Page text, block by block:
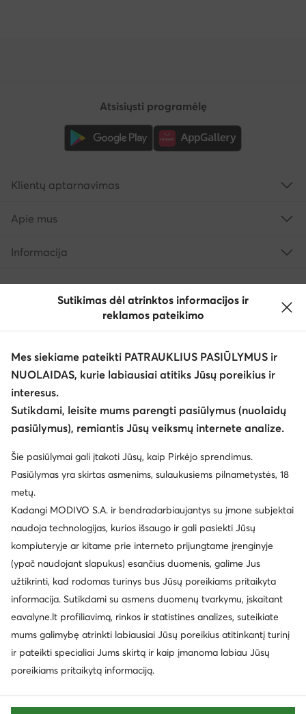
Atsisiųsti programėlę
Klientų aptarnavimas
Apie mus
Informacija
© eavalyne.lt 2026
Taisyklės
Pakeisti nustatymus
Privatumo politika
Duomenų apsauga
Sutikimas dėl atrinktos informacijos ir
reklamos pateikimo
Mes siekiame pateikti PATRAUKLIUS PASIŪLYMUS ir
NUOLAIDAS, kurie labiausiai atitiks Jūsų poreikius ir
interesus.
Sutikdami, leisite mums parengti pasiūlymus (nuolaidų
pasiūlymus), remiantis Jūsų veiksmų internete analize.
Šie pasiūlymai gali įtakoti Jūsų, kaip Pirkėjo sprendimus.
Pasiūlymas yra skirtas asmenims, sulaukusiems pilnametystės, 18
metų.
Kadangi MODIVO S.A. ir bendradarbiaujantys su įmone subjektai
naudoja technologijas, kurios išsaugo ir gali pasiekti Jūsų
kompiuteryje ar kitame prie interneto prijungtame įrenginyje
(ypač naudojant slapukus) esančius duomenis, galime Jus
užtikrinti, kad rodomas turinys bus Jūsų poreikiams pritaikyta
informacija. Sutikdami su asmens duomenų tvarkymu, įskaitant
eavalyne.lt profiliavimą, rinkos ir statistines analizes, suteikiate
mums galimybę atrinkti labiausiai Jūsų poreikius atitinkantį turinį
ir pateikti specialiai Jums skirtą ir kaip įmanoma labiau Jūsų
poreikiams pritaikytą informaciją.